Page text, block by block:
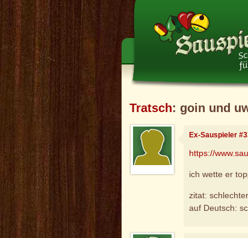
Tratsch: goin und
Ex-Sauspieler
https://
ich wette er
zitat:
auf Deutsch: